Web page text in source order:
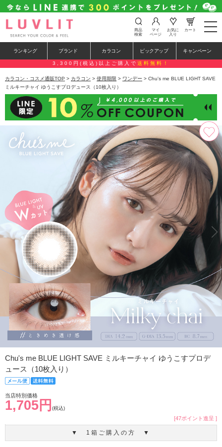
t
o
e
n
a
a
i
o
n
商品
検索
マイ
ページ
お気に
入り
カート
ランキング ブランド カラコン ピックアップ キャンペーン
3,300円(税込)以上ご購入で 送料無料！
カラコン・コスメ通販TOP > カラコン > 使用期限 > ワンデー > Chu's me BLUE LIGHT SAVE
ミルキーチャイ ゆうこすプロデュース（10枚入り）
Chu's me BLUE LIGHT SAVE ミルキーチャイ ゆうこすプロデ
ュース（10枚入り）
当店特別価格
1,705円 (税込)
[47ポイント進呈 ]
▼ 1箱ご購入の方 ▼